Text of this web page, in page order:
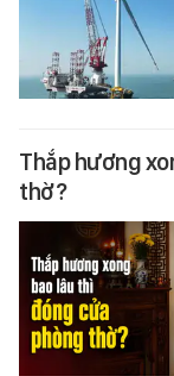
Thắp hương
thờ?